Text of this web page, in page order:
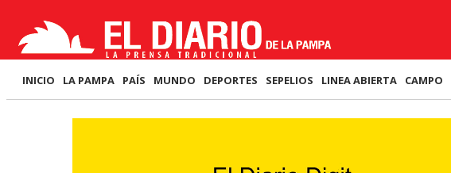
INICIO LA PAMPA PAÍS MUNDO DEPORTES SEPELIOS LINEA ABIERTA CAMPO